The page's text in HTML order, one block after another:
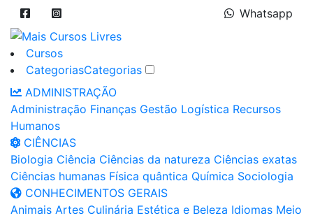
Whatsapp
Cursos
CategoriasCategorias
ADMINISTRAÇÃO
Administração Finanças Gestão Logística Recursos
Humanos
CIÊNCIAS
Biologia Ciência Ciências da natureza Ciências exatas
Ciências humanas Física quântica Química Sociologia
CONHECIMENTOS GERAIS
Animais Artes Culinária Estética e Beleza Idiomas Meio